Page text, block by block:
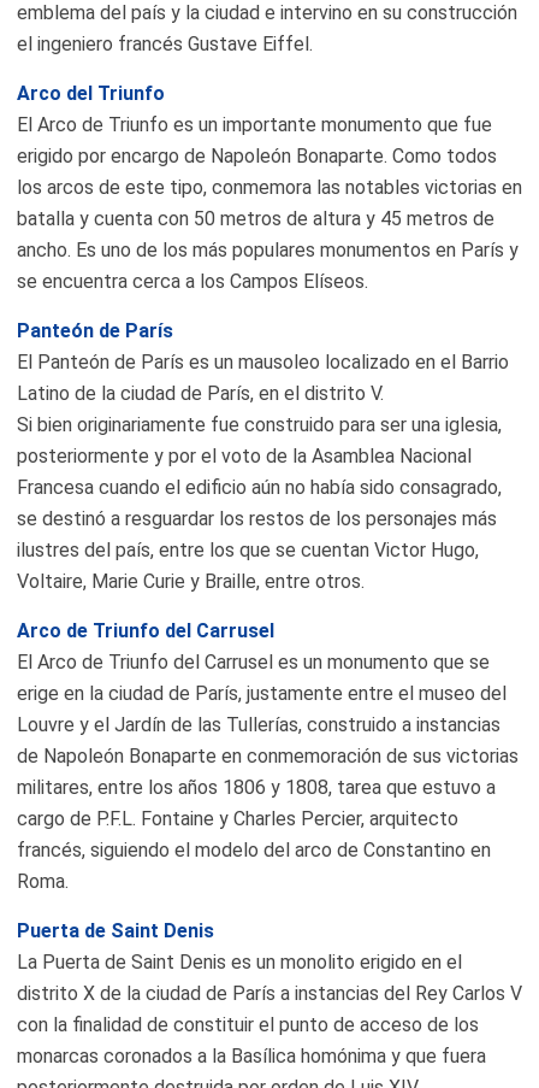
emblema del país y la ciudad e intervino en su construcción
el ingeniero francés Gustave Eiffel.
Arco del Triunfo
El Arco de Triunfo es un importante monumento que fue
erigido por encargo de Napoleón Bonaparte. Como todos
los arcos de este tipo, conmemora las notables victorias en
batalla y cuenta con 50 metros de altura y 45 metros de
ancho. Es uno de los más populares monumentos en París y
se encuentra cerca a los Campos Elíseos.
Panteón de París
El Panteón de París es un mausoleo localizado en el Barrio
Latino de la ciudad de París, en el distrito V.
Si bien originariamente fue construido para ser una iglesia,
posteriormente y por el voto de la Asamblea Nacional
Francesa cuando el edificio aún no había sido consagrado,
se destinó a resguardar los restos de los personajes más
ilustres del país, entre los que se cuentan Victor Hugo,
Voltaire, Marie Curie y Braille, entre otros.
Arco de Triunfo del Carrusel
El Arco de Triunfo del Carrusel es un monumento que se
erige en la ciudad de París, justamente entre el museo del
Louvre y el Jardín de las Tullerías, construido a instancias
de Napoleón Bonaparte en conmemoración de sus victorias
militares, entre los años 1806 y 1808, tarea que estuvo a
cargo de P.F.L. Fontaine y Charles Percier, arquitecto
francés, siguiendo el modelo del arco de Constantino en
Roma.
Puerta de Saint Denis
La Puerta de Saint Denis es un monolito erigido en el
distrito X de la ciudad de París a instancias del Rey Carlos V
con la finalidad de constituir el punto de acceso de los
monarcas coronados a la Basílica homónima y que fuera